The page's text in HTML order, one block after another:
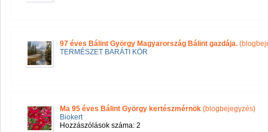
97 éves Bálint György Magyarország Bálint gazdája.
TERMÉSZET BARÁTI KÖR
Ma 95 éves Bálint György kertészmérnök (blogbejegyzés)
Biokert
Hozzászólások száma: 2